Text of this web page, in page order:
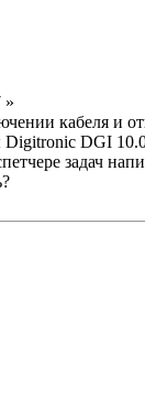
»
кабеля и
DGI
задач